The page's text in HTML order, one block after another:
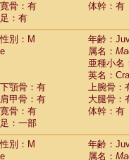
寛骨：有
体幹：有
足：有
性別：M
年齢：
属名：
亜種小名
英名：
下顎骨：有
上腕骨：
肩甲骨：有
大腿骨：
寛骨：有
体幹：有
足：一部
性別：M
年齢：
属名：